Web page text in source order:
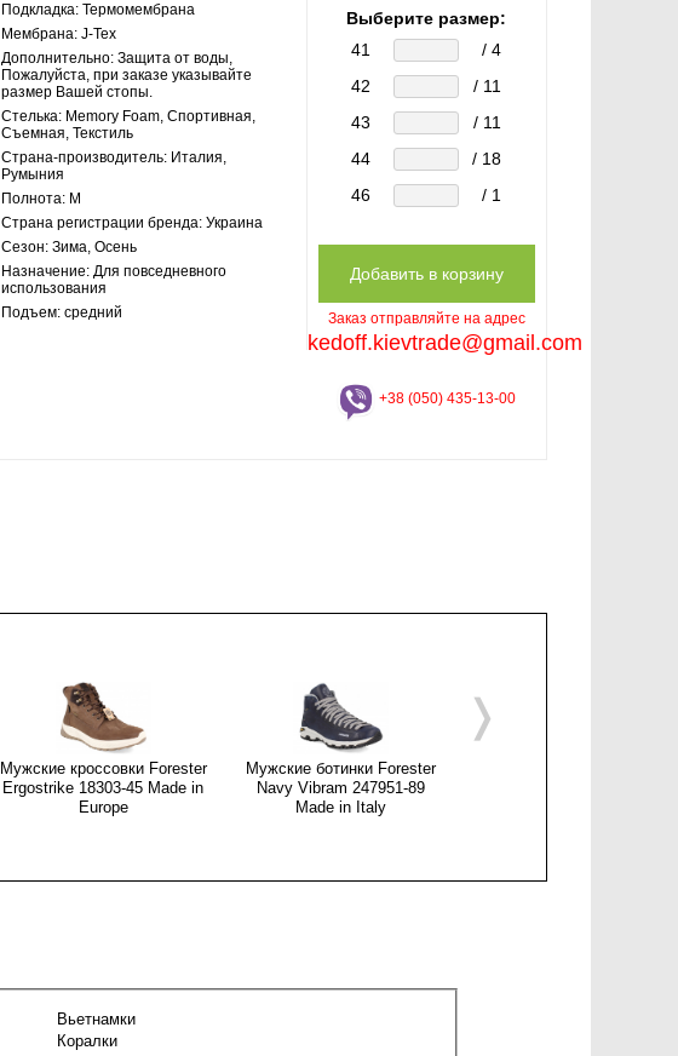
Подкладка: Термомембрана
Мембрана: J-Tex
Дополнительно: Защита от воды,
Пожалуйста, при заказе указывайте
размер Вашей стопы.
Стелька: Memory Foam, Спортивная,
Съемная, Текстиль
Страна-производитель: Италия,
Румыния
Полнота: M
Страна регистрации бренда: Украина
Сезон: Зима, Осень
Назначение: Для повседневного
использования
Подъем: средний
Выберите размер:
41
/ 4
42
/ 11
43
/ 11
44
/ 18
46
/ 1
Заказ отправляйте на адрес
kedoff.kievtrade@gmail.com
+38 (050) 435-13-00
Мужские кроссовки Forester
Ergostrike 18303-45 Made in
Europe
Мужские ботинки Forester
Navy Vibram 247951-89
Made in Italy
❭
Вьетнамки
Коралки